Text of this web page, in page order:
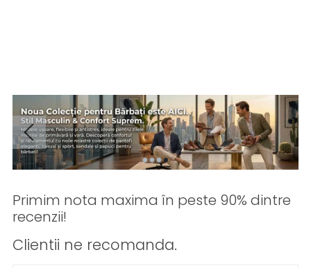
Primim nota maxima în peste 90% dintre
recenzii!
Clientii ne recomanda.